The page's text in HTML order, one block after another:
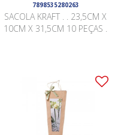
7898535280263
SACOLA KRAFT . . 23,5CM X
10CM X 31,5CM 10 PEÇAS .